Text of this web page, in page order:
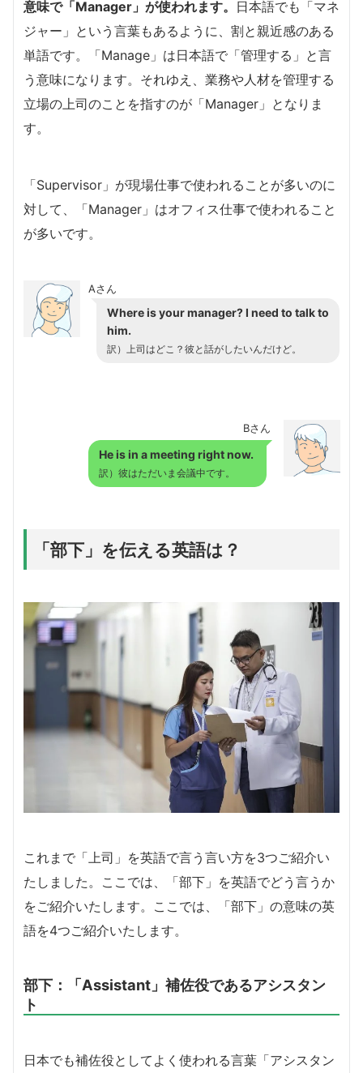
意味で「Manager」が使われます。 日本語でも「マネ
ジャー」という言葉もあるように、割と親近感のある
単語です。「Manage」は日本語で「管理する」と言
う意味になります。それゆえ、業務や人材を管理する
立場の上司のことを指すのが「Manager」となりま
す。
「Supervisor」が現場仕事で使われることが多いのに
対して、「Manager」はオフィス仕事で使われること
が多いです。
Aさん
Where is your manager? I need to talk to
him.
訳）上司はどこ？彼と話がしたいんだけど。
Bさん
He is in a meeting right now.
訳）彼はただいま会議中です。
「部下」を伝える英語は？
これまで「上司」を英語で言う言い方を3つご紹介い
たしました。ここでは、「部下」を英語でどう言うか
をご紹介いたします。ここでは、「部下」の意味の英
語を4つご紹介いたします。
部下：「Assistant」補佐役であるアシスタン
ト
日本でも補佐役としてよく使われる言葉「アシスタン